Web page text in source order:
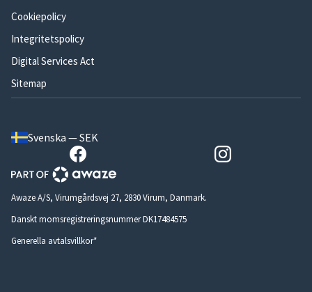
Cookiepolicy
Integritetspolicy
Digital Services Act
Sitemap
Svenska — SEK
Awaze A/S, Virumgårdsvej 27, 2830 Virum, Danmark.
Danskt momsregistreringsnummer DK17484575
Generella avtalsvillkor*